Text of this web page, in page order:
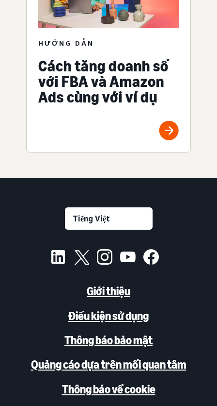
HƯỚNG DẪN
Cách tăng doanh số
với FBA và Amazon
Ads cùng với ví dụ
Giới thiệu
Điều kiện sử dụng
Thông báo bảo mật
Quảng cáo dựa trên mối quan tâm
Thông báo về cookie